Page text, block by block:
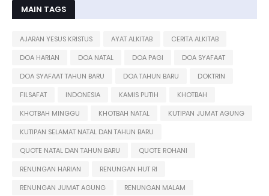
MAIN TAGS
AJARAN YESUS KRISTUS AYAT ALKITAB
CERITA ALKITAB
DOA HARIAN
DOA NATAL DOA PAGI
DOA SYAFAAT
DOA SYAFAAT TAHUN BARU
DOA TAHUN BARU
DOKTRIN
FILSAFAT
INDONESIA KAMIS PUTIH
KHOTBAH
KHOTBAH MINGGU
KHOTBAH NATAL
KUTIPAN JUMAT AGUNG
KUTIPAN SELAMAT NATAL DAN TAHUN BARU
QUOTE NATAL DAN TAHUN BARU
QUOTE ROHANI
RENUNGAN HARIAN
RENUNGAN HUT RI
RENUNGAN JUMAT AGUNG
RENUNGAN MALAM